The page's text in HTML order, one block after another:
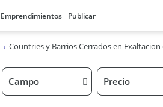
Emprendimientos Publicar
Countries y Barrios Cerrados en Exaltacion
Campo Precio